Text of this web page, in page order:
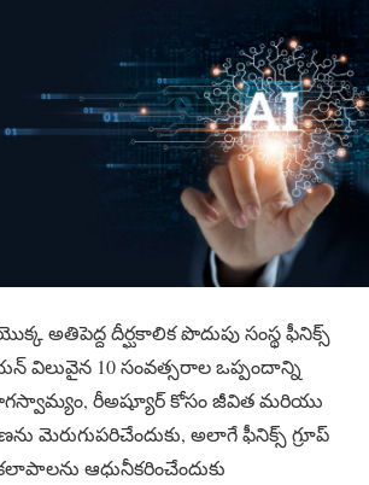
అతిపెద్ద దీర్ఘకాలిక పొదుపుసంస్థఫీనిక్స్
విలువైన 10 సంవత్సరాల ఒప్పందాన్ని
భాగస్వామ్యం, రీఅష్యూర్‌ కోసం జీవిత మరియు
మెరుగుపరిచేందుకు, అలాగే ఫీనిక్స్ గ్రూప్
ఆధునీకరించేందుకు